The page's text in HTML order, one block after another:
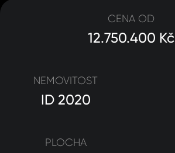
NEMOVITOST
ID 2020
PLOCHA
CENA OD
12.750.400 Kč